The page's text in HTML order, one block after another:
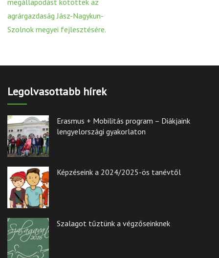
megállapodást kötöttek az
agrárgazdaság Jász-Nagykun-
Szolnok megyei fejlesztésére.
Legolvasottabb hírek
Erasmus + Mobilitás program – Diákjaink
lengyelországi gyakorlaton
Képzéseink a 2024/2025-ös tanévtől
Szalagot tűztünk a végzőseinknek